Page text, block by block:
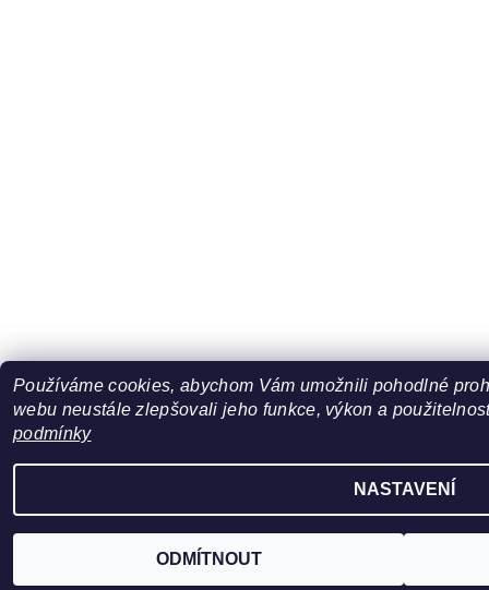
Používáme cookies, abychom Vám umožnili pohodlné
webu neustále zlepšovali jeho funkce, výkon a
podmínky
NASTAVENÍ
ODMÍTNOUT